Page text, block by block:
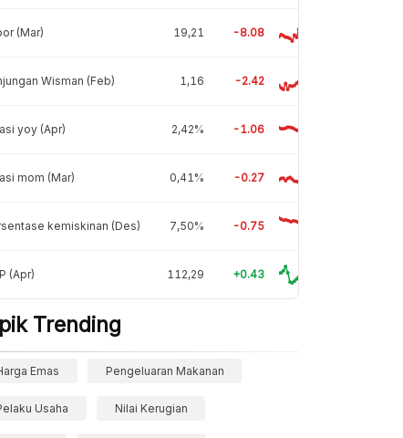
(Mar) 19,21 -8.08
Wisman (Feb) 1,16 -2.42
yoy (Apr) 2,42% -1.06
mom (Mar) 0,41% -0.27
kemiskinan (Des) 7,50% -0.75
(Apr) 112,29 +0.43
Trending
Emas Pengeluaran Makanan
Usaha Nilai Kerugian